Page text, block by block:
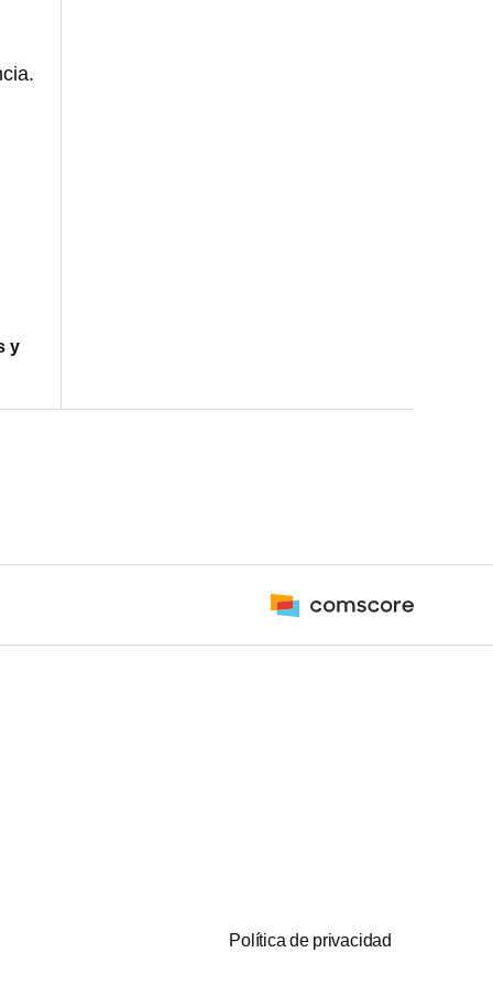
y
Política de privacidad